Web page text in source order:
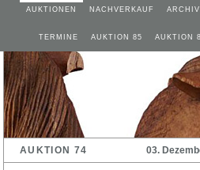
AUKTIONEN NACHVERKAUF ARCHIV
TERMINE AUKTION 85 AUKTION
AUKTION 74 03.